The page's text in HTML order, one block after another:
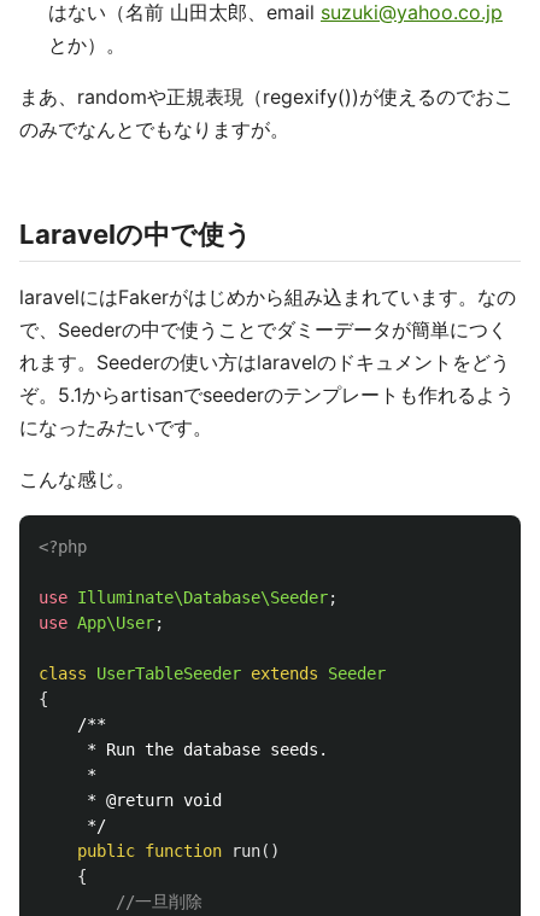
はない（名前 山田太郎、email suzuki@yahoo.co.jp
とか）。
まあ、randomや正規表現（regexify())が使えるのでおこ
のみでなんとでもなりますが。
Laravelの中で使う
laravelにはFakerがはじめから組み込まれています。なの
で、Seederの中で使うことでダミーデータが簡単につく
れます。Seederの使い方はlaravelのドキュメントをどう
ぞ。5.1からartisanでseederのテンプレートも作れるよう
になったみたいです。
こんな感じ。
<?php
use Illuminate\Database\Seeder;
use App\User;
class UserTableSeeder extends
Seeder
{
/**
     * Run the database seeds.
     *
     * @return void
     */
public function run()
{
//一旦削除